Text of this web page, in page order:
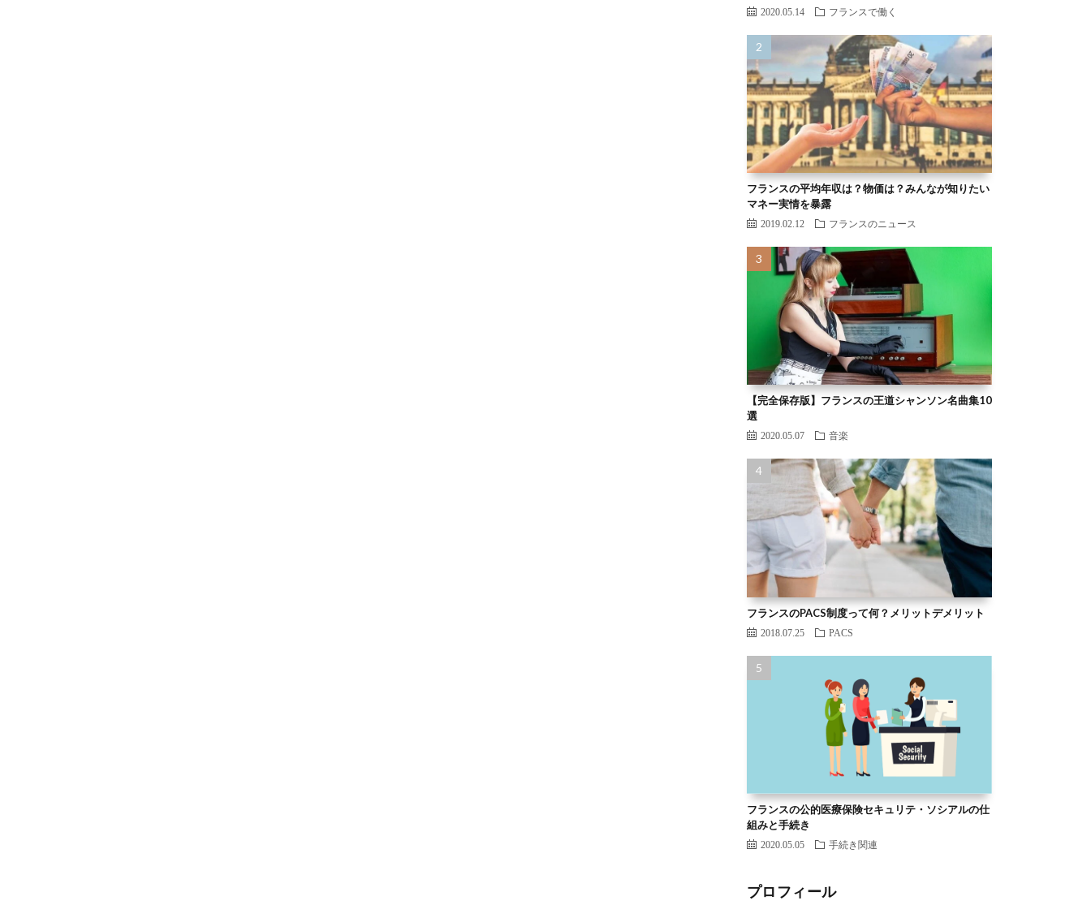
2020.05.14 フランスで働く
フランスの平均年収は？物価は？みんなが知りたい
マネー実情を暴露
2019.02.12 フランスのニュース
【完全保存版】フランスの王道シャンソン名曲集10
選
2020.05.07 音楽
フランスのPACS制度って何？メリットデメリット
2018.07.25 PACS
フランスの公的医療保険セキュリテ・ソシアルの仕
組みと手続き
2020.05.05 手続き関連
プロフィール